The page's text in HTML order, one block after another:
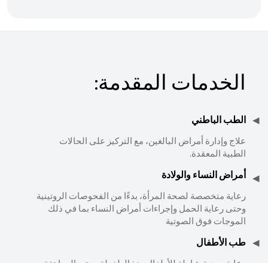
الخدمات المقدمة:
الطب الباطني
علاج وإدارة أمراض البالغين، مع التركيز على الحالات
الطبية المعقدة.
أمراض النساء والولادة
رعاية متخصصة لصحة المرأة، بدءًا من الفحوصات الروتينية
وحتى رعاية الحمل وإجراءات أمراض النساء بما في ذلك
الموجات فوق الصوتية
طب الأطفال